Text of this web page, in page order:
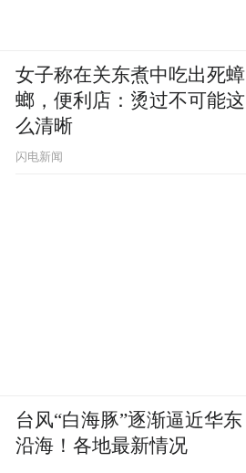
女子称在关东煮中吃出死蟑
螂，便利店：烫过不可能这
么清晰
闪电新闻
台风“白海豚”逐渐逼近华东
沿海！各地最新情况